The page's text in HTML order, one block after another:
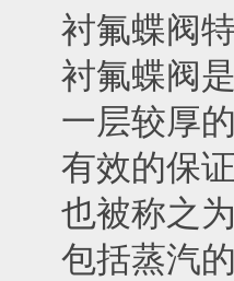
衬氟蝶阀
衬氟蝶阀
一层较厚
有效的保
也被称之
包括蒸汽